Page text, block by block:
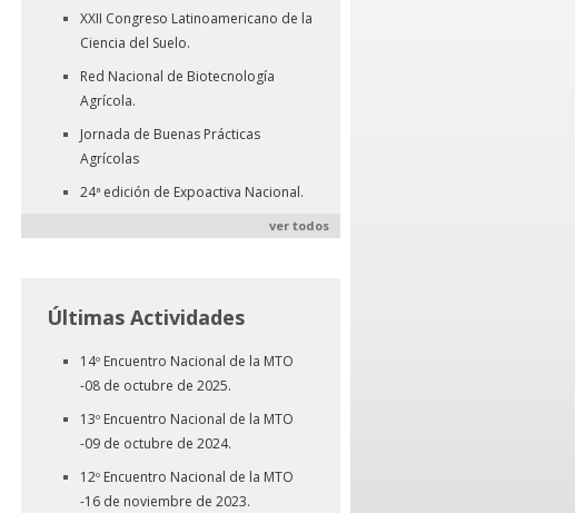
XXII Congreso Latinoamericano de la
Ciencia del Suelo.
Red Nacional de Biotecnología
Agrícola.
Jornada de Buenas Prácticas
Agrícolas
24ª edición de Expoactiva Nacional.
ver todos
Últimas Actividades
14º Encuentro Nacional de la MTO
-08 de octubre de 2025.
13º Encuentro Nacional de la MTO
-09 de octubre de 2024.
12º Encuentro Nacional de la MTO
-16 de noviembre de 2023.